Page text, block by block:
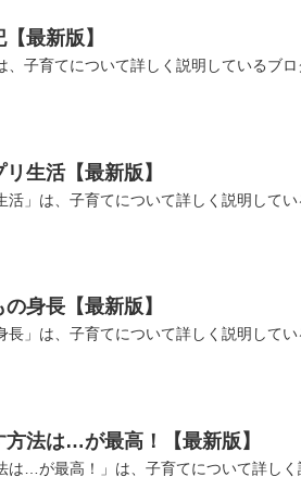
最新版】
、子育てについて詳しく説明しているブ
生活【最新版】
活」は、子育てについて詳しく説明して
身長【最新版】
長」は、子育てについて詳しく説明して
法は…が最高！【最新版】
は…が最高！」は、子育てについて詳し